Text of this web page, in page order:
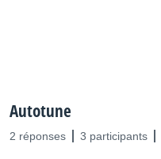
Autotune
2 réponses 3 participants